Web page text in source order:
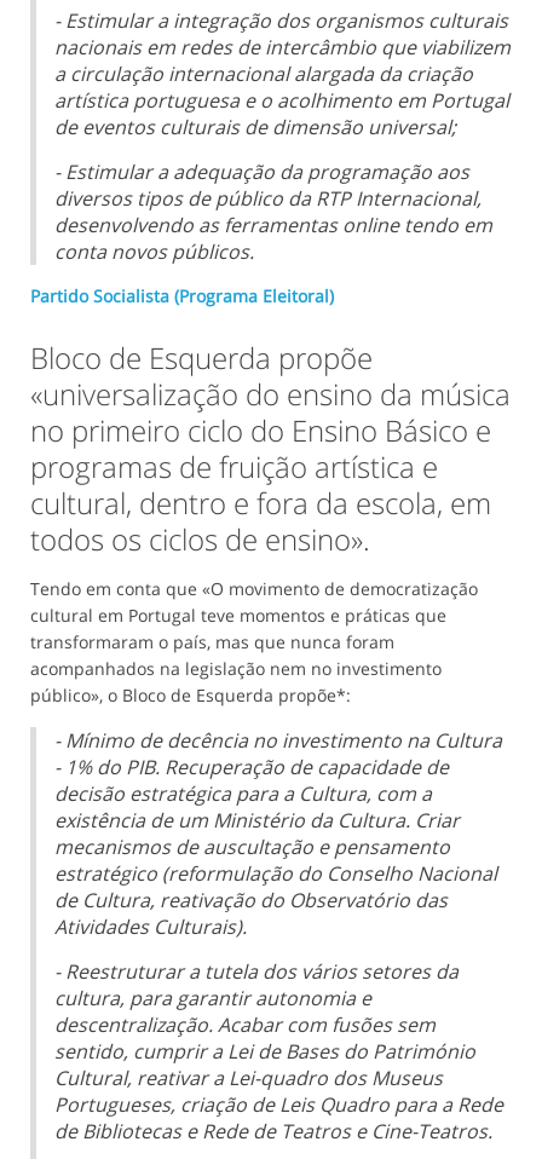
- Estimular a integração dos organismos culturais
nacionais em redes de intercâmbio que viabilizem
a circulação internacional alargada da criação
artística portuguesa e o acolhimento em Portugal
de eventos culturais de dimensão universal;
- Estimular a adequação da programação aos
diversos tipos de público da RTP Internacional,
desenvolvendo as ferramentas online tendo em
conta novos públicos.
Partido Socialista (Programa Eleitoral)
Bloco de Esquerda propõe
«universalização do ensino da música
no primeiro ciclo do Ensino Básico e
programas de fruição artística e
cultural, dentro e fora da escola, em
todos os ciclos de ensino».
Tendo em conta que «O movimento de democratização
cultural em Portugal teve momentos e práticas que
transformaram o país, mas que nunca foram
acompanhados na legislação nem no investimento
público», o Bloco de Esquerda propõe*:
- Mínimo de decência no investimento na Cultura
- 1% do PIB. Recuperação de capacidade de
decisão estratégica para a Cultura, com a
existência de um Ministério da Cultura. Criar
mecanismos de auscultação e pensamento
estratégico (reformulação do Conselho Nacional
de Cultura, reativação do Observatório das
Atividades Culturais).
- Reestruturar a tutela dos vários setores da
cultura, para garantir autonomia e
descentralização. Acabar com fusões sem
sentido, cumprir a Lei de Bases do Património
Cultural, reativar a Lei-quadro dos Museus
Portugueses, criação de Leis Quadro para a Rede
de Bibliotecas e Rede de Teatros e Cine-Teatros.